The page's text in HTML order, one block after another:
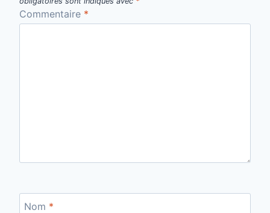
Commentaire *
Nom *